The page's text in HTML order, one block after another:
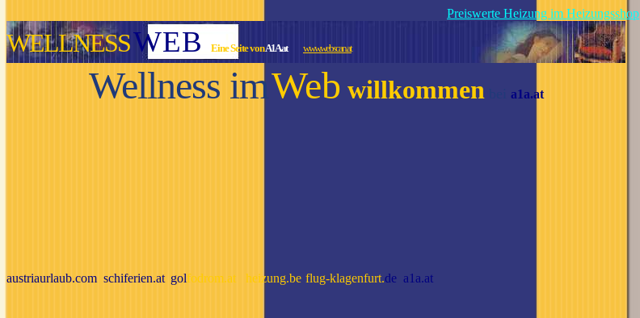
Preiswerte Heizung im Heizungsshop
WELLNESSWEB E i n e S e i t e v o nA 1 A.at www.webscan.at
Wellness imWeb willkommen a1a.at
austriaurlaub.com schiferien.at golfodrom.at heizung.be flug-klagenfurt.de a1a.at